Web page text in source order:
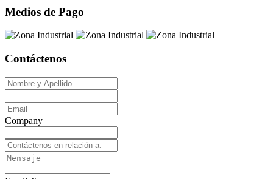
Medios de Pago
Contáctenos
Company